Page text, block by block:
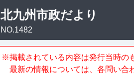
北九州市政だより
NO.1482
※掲載されている内容は発行当時の
最新の情報については、各問い合